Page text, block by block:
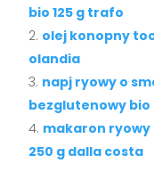
bio 125 g trafo
olej konopny
olandia
napj ryowy o
bezglutenowy bio
makaron
250 g dalla costa